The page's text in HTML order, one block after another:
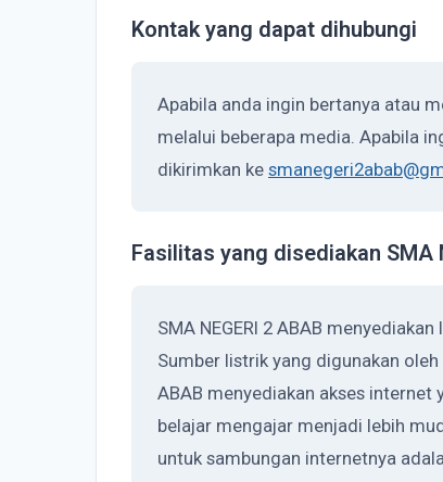
Kontak yang dapat dihubungi
Apabila anda ingin bertanya atau
melalui beberapa media. Apabila
dikirimkan ke
Fasilitas yang disediakan SMA
SMA NEGERI 2 ABAB
Sumber listrik yang digunakan oleh
ABAB menyediakan akses
belajar mengajar menjadi lebih
untuk sambungan internetnya